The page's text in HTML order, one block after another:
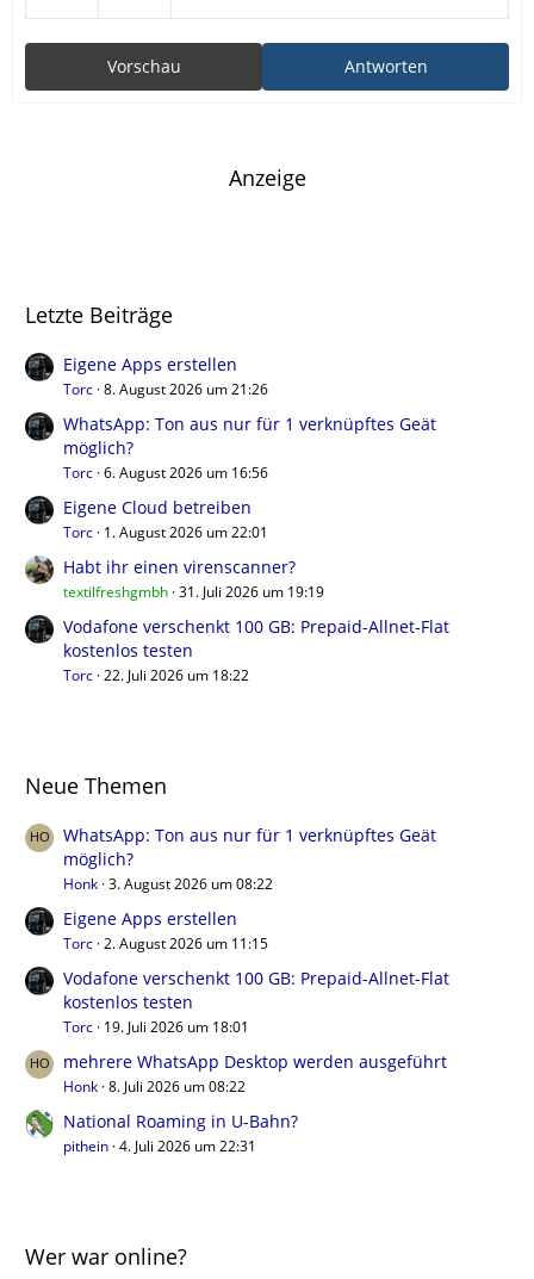
Antworten
Vorschau
Anzeige
Letzte Beiträge
Eigene Apps erstellen
Torc 8. August 2026 um 21:26
WhatsApp: Ton aus nur für 1 verknüpftes Geät
möglich?
Torc 6. August 2026 um 16:56
Eigene Cloud betreiben
Torc 1. August 2026 um 22:01
Habt ihr einen virenscanner?
textilfreshgmbh 31. Juli 2026 um 19:19
Vodafone verschenkt 100 GB: Prepaid-Allnet-Flat
kostenlos testen
Torc 22. Juli 2026 um 18:22
Neue Themen
WhatsApp: Ton aus nur für 1 verknüpftes Geät
möglich?
Honk 3. August 2026 um 08:22
Eigene Apps erstellen
Torc 2. August 2026 um 11:15
Vodafone verschenkt 100 GB: Prepaid-Allnet-Flat
kostenlos testen
Torc 19. Juli 2026 um 18:01
mehrere WhatsApp Desktop werden ausgeführt
Honk 8. Juli 2026 um 08:22
National Roaming in U-Bahn?
pithein 4. Juli 2026 um 22:31
Wer war online?